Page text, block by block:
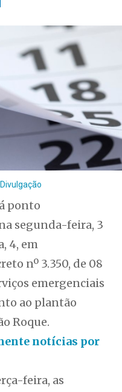
ponto
segunda-feira, 3
4, em
nº 3.350, de 08
emergenciais
ao plantão
Roque.
notícias por
feira, as